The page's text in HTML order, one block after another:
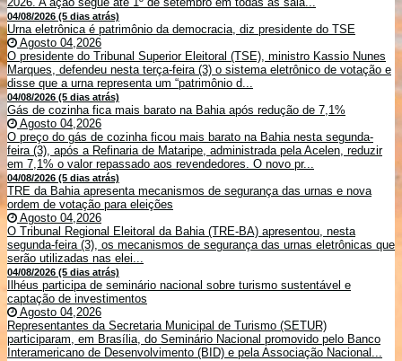
04/08/2026 (5 dias atrás)
Urna eletrônica é patrimônio da democracia, diz presidente do TSE
Agosto 04,2026
O presidente do Tribunal Superior Eleitoral (TSE), ministro Kassio Nunes
Marques, defendeu nesta terça-feira (3) o sistema eletrônico de votação e
disse que a urna representa um “patrimônio d...
04/08/2026 (5 dias atrás)
Gás de cozinha fica mais barato na Bahia após redução de 7,1%
Agosto 04,2026
O preço do gás de cozinha ficou mais barato na Bahia nesta segunda-
feira (3), após a Refinaria de Mataripe, administrada pela Acelen, reduzir
em 7,1% o valor repassado aos revendedores. O novo pr...
04/08/2026 (5 dias atrás)
TRE da Bahia apresenta mecanismos de segurança das urnas e nova
ordem de votação para eleições
Agosto 04,2026
O Tribunal Regional Eleitoral da Bahia (TRE-BA) apresentou, nesta
segunda-feira (3), os mecanismos de segurança das urnas eletrônicas que
serão utilizadas nas elei...
04/08/2026 (5 dias atrás)
Ilhéus participa de seminário nacional sobre turismo sustentável e
captação de investimentos
Agosto 04,2026
Representantes da Secretaria Municipal de Turismo (SETUR)
participaram, em Brasília, do Seminário Nacional promovido pelo Banco
Interamericano de Desenvolvimento (BID) e pela Associação Nacional...